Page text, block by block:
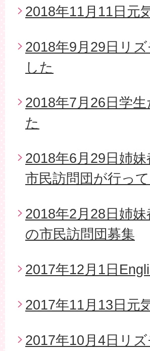
2018年11月11日元
2018年9月29日リ
した
2018年7月26日学
た
2018年6月29日姉
市民訪問団が行っ
2018年2月28日姉
の市民訪問団募集
2017年12月1日
2017年11月13日元
2017年10月4日リ